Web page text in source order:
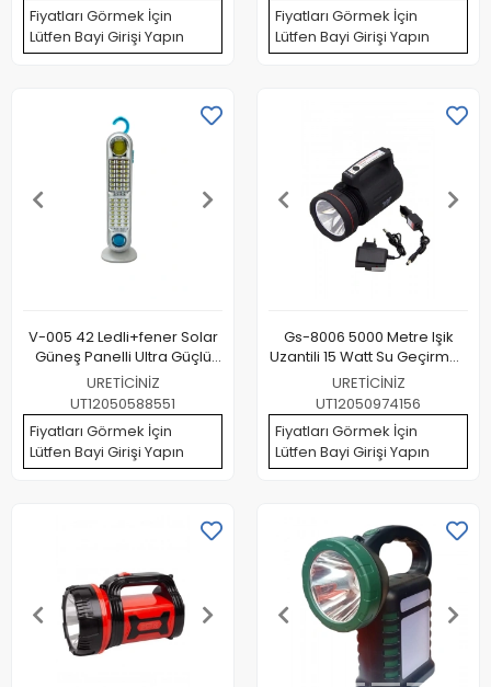
Fiyatları Görmek İçin
Lütfen Bayi Girişi Yapın
Fiyatları Görmek İçin
Lütfen Bayi Girişi Yapın
V-005 42 Ledli+fener Solar
Güneş Panelli Ultra Güçlü
Ledli Şarjlı Işıldak
URETİCİNİZ
UT12050588551
Fiyatları Görmek İçin
Lütfen Bayi Girişi Yapın
Gs-8006 5000 Metre Işik
Uzantili 15 Watt Su Geçirmez
Projektör
URETİCİNİZ
UT12050974156
Fiyatları Görmek İçin
Lütfen Bayi Girişi Yapın